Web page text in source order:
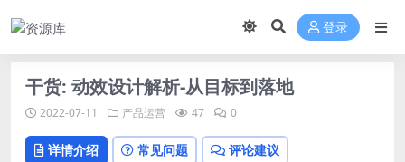
登录
干货: 动效设计解析-从目标到落地
2022-07-11 产品运营 47 0
详情介绍 常见问题 评论建议